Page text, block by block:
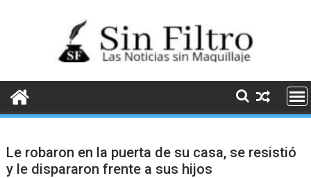
Le robaron en la puerta de su casa, se resistió
y le dispararon frente a sus hijos